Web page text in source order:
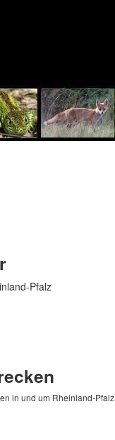
Pfalz
in und um Rheinland-Pfalz